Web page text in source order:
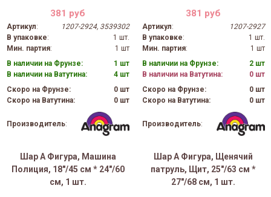
381 руб
Артикул:
1207-2924, 3539302
В упаковке:
1 шт.
Мин. партия:
1 шт
В наличии на Фрунзе:
1 шт
В наличии на Ватутина:
4 шт
Скоро на Фрунзе:
0 шт
Скоро на Ватутина:
0 шт
Производитель:
381 руб
Артикул:
1207-2927
В упаковке:
1 шт.
Мин. партия:
1 шт
В наличии на Фрунзе:
2 шт
В наличии на Ватутина:
0 шт
Скоро на Фрунзе:
0 шт
Скоро на Ватутина:
0 шт
Производитель:
Шар А Фигура, Машина
Полиция, 18"/45 см * 24"/60
см, 1 шт.
Шар А Фигура, Щенячий
патруль, Щит, 25"/63 см *
27"/68 см, 1 шт.